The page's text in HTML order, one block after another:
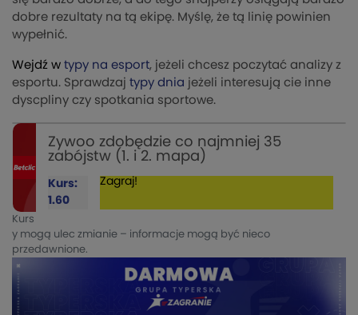
dobre rezultaty na tą ekipę. Myślę, że tą linię powinien
wypełnić.
Wejdź w typy na esport, jeżeli chcesz poczytać analizy z
esportu. Sprawdzaj typy dnia jeżeli interesują cie inne
dyscpliny czy spotkania sportowe.
Zywoo zdobędzie co najmniej 35
zabójstw (1. i 2. mapa)
Kurs:
1.60
Zagraj!
Kurs
y mogą ulec zmianie – informacje mogą być nieco
przedawnione.